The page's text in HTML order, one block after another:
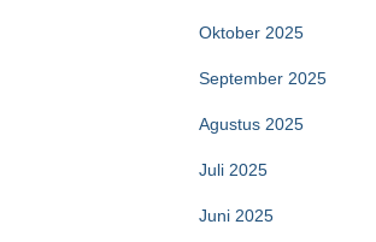
Oktober 2025
September 2025
Agustus 2025
Juli 2025
Juni 2025